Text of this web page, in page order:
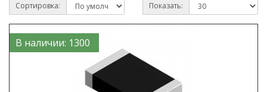
Сортировка: Показать:
В наличии: 1300